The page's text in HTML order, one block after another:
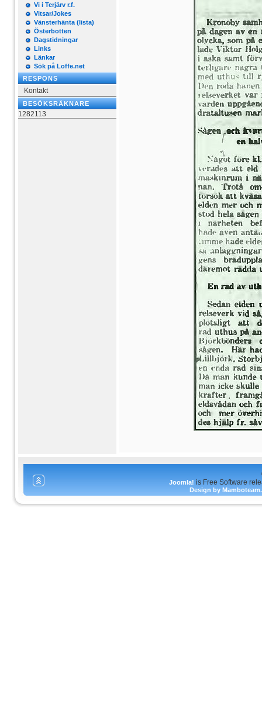
Vi i Terjärv r.f.
Vitsar/Jokes
Vänsterhänta (lista)
Österbotten
Dagstidningar
Links
Länkar
Sök på Loffe.net
RESPONS
Kontakt
BESÖKSRÄKNARE
1282113
Joomla! is Free Software
Design by